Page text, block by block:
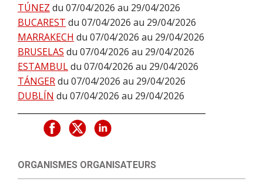
TÚNEZ du 07/04/2026 au 29/04/2026
BUCAREST du 07/04/2026 au 29/04/2026
MARRAKECH du 07/04/2026 au 29/04/2026
BRUSELAS du 07/04/2026 au 29/04/2026
ESTAMBULdu 07/04/2026 au 29/04/2026
TÁNGERdu 07/04/2026 au 29/04/2026
DUBLÍN du 07/04/2026 au 29/04/2026
ORGANISMES ORGANISATEURS